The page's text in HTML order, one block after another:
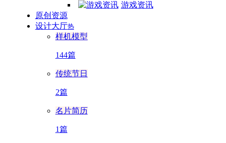
游戏资讯
原创资源
设计大厅热
样机模型
144篇
传统节日
2篇
名片简历
1篇